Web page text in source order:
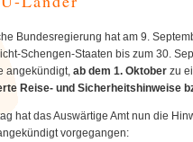
Bundesregierung hat am 9.
Schengen-Staaten bis zum 30.
angekündigt, ab dem 1. Oktober zu
Reise- und Sicherheitshinweise
hat das Auswärtige Amt nun die
vorgegangen: